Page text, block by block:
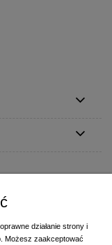
działanie strony i
Możesz zaakceptować